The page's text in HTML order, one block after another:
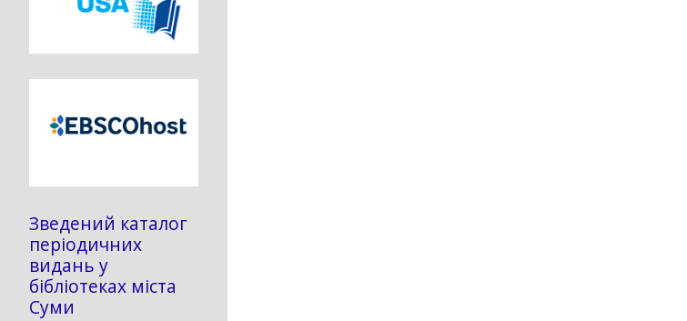
Зведений каталог
періодичних
видань у
бібліотеках міста
Суми